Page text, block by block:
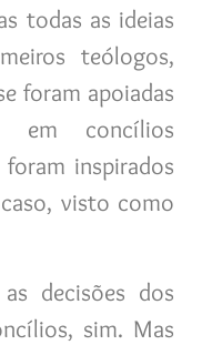
todas as ideias
teólogos,
foram apoiadas
em concílios
inspirados
visto como
decisões dos
sim. Mas